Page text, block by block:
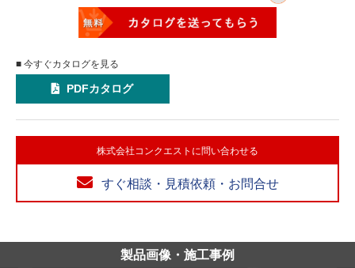
■ 今すぐカタログを見る
PDFカタログ
株式会社コンクエストに問い合わせる
すぐ相談・見積依頼・お問合せ
製品画像・施工事例